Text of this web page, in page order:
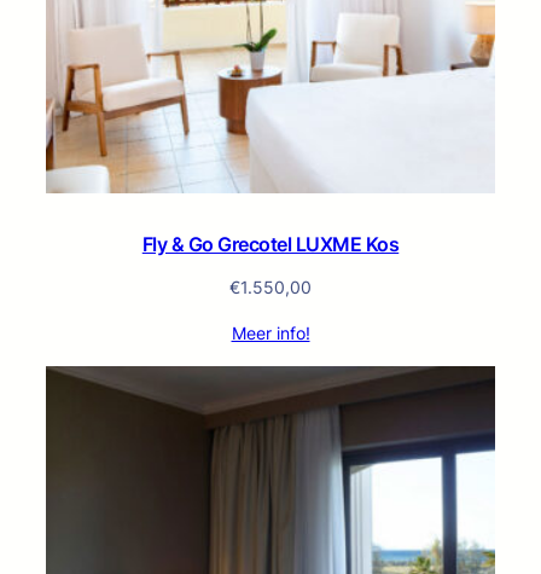
Fly & Go Grecotel LUXME Kos
€1.550,00
Meer info!